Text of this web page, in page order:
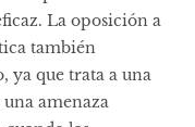
La oposición a
también
ya que trata a una
amenaza